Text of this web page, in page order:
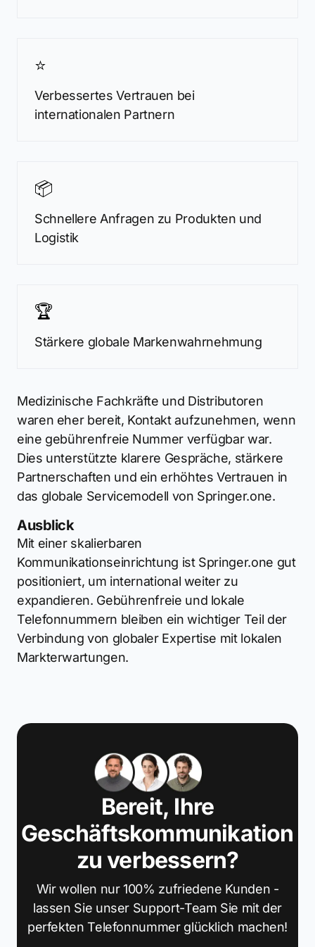
⭐
Verbessertes Vertrauen bei
internationalen Partnern
📦
Schnellere Anfragen zu Produkten und
Logistik
🏆
Stärkere globale Markenwahrnehmung
Medizinische Fachkräfte und Distributoren
waren eher bereit, Kontakt aufzunehmen, wenn
eine gebührenfreie Nummer verfügbar war.
Dies unterstützte klarere Gespräche, stärkere
Partnerschaften und ein erhöhtes Vertrauen in
das globale Servicemodell von Springer.one.
Ausblick
Mit einer skalierbaren
Kommunikationseinrichtung ist Springer.one gut
positioniert, um international weiter zu
expandieren. Gebührenfreie und lokale
Telefonnummern bleiben ein wichtiger Teil der
Verbindung von globaler Expertise mit lokalen
Markterwartungen.
Bereit, Ihre
Geschäftskommunikation
zu verbessern?
Wir wollen nur 100% zufriedene Kunden -
lassen Sie unser Support-Team Sie mit der
perfekten Telefonnummer glücklich machen!